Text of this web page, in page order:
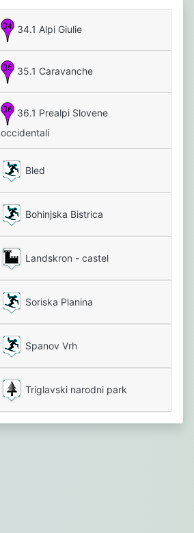
34.1 Alpi Giulie
35.1 Caravanche
36.1 Prealpi Slovene
occidentali
Bled
Bohinjska Bistrica
Landskron - castel
Soriska Planina
Spanov Vrh
Triglavski narodni park